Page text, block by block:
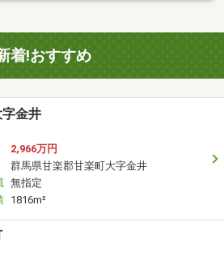
着!おすすめ
金井
2,966万円
群馬県甘楽郡甘楽町大字金井
無指定
1816m²